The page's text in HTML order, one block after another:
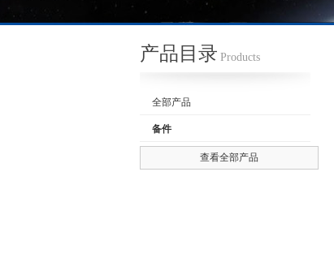
产品目录 Products
全部产品
备件
查看全部产品